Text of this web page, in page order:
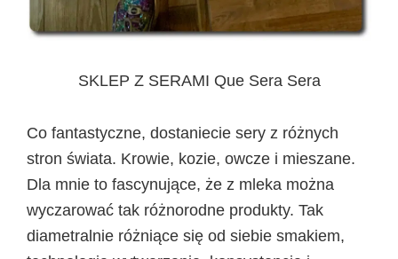
SKLEP Z SERAMI Que Sera Sera
Co fantastyczne, dostaniecie sery z różnych
stron świata. Krowie, kozie, owcze i mieszane.
Dla mnie to fascynujące, że z mleka można
wyczarować tak różnorodne produkty. Tak
diametralnie różniące się od siebie smakiem,